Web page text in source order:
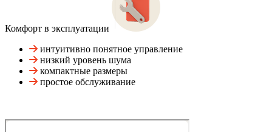
Комфорт в эксплуатации
интуитивно понятное управление
низкий уровень шума
компактные размеры
простое обслуживание